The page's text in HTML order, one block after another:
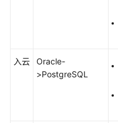
障
入云
Oracle-
>PostgreSQL